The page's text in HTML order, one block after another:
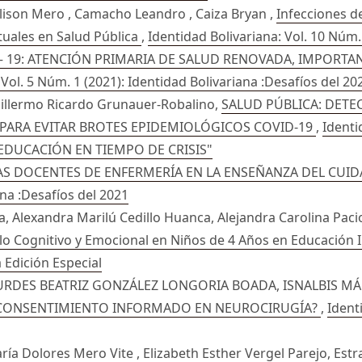
Mero , Camacho Leandro , Caiza Bryan ,Infecciones
en Salud Pública ,Identidad Bolivariana: Vol. 10
19: ATENCIÓN PRIMARIA DE SALUD RENOVADA,
5 Núm. 1 (2021): Identidad Bolivariana :Desafíos del
Ricardo Grunauer-Robalino,SALUD PÚBLICA:
EVITAR BROTES EPIDEMIOLÓGICOS COVID-19 ,
EN TIEMPO DE CRISIS"
DOCENTES DE ENFERMERÍA EN LA ENSEÑANZA DEL
:Desafíos del 2021
Alexandra Marilú Cedillo Huanca, Alejandra Carolina
Cognitivo y Emocional en Niños de 4 Años en Educación
Especial
BEATRIZ GONZÁLEZ LONGORIA BOADA, ISNALBIS
INFORMADO EN NEUROCIRUGÍA? ,
Dolores Mero Vite , Elizabeth Esther Vergel Parejo,